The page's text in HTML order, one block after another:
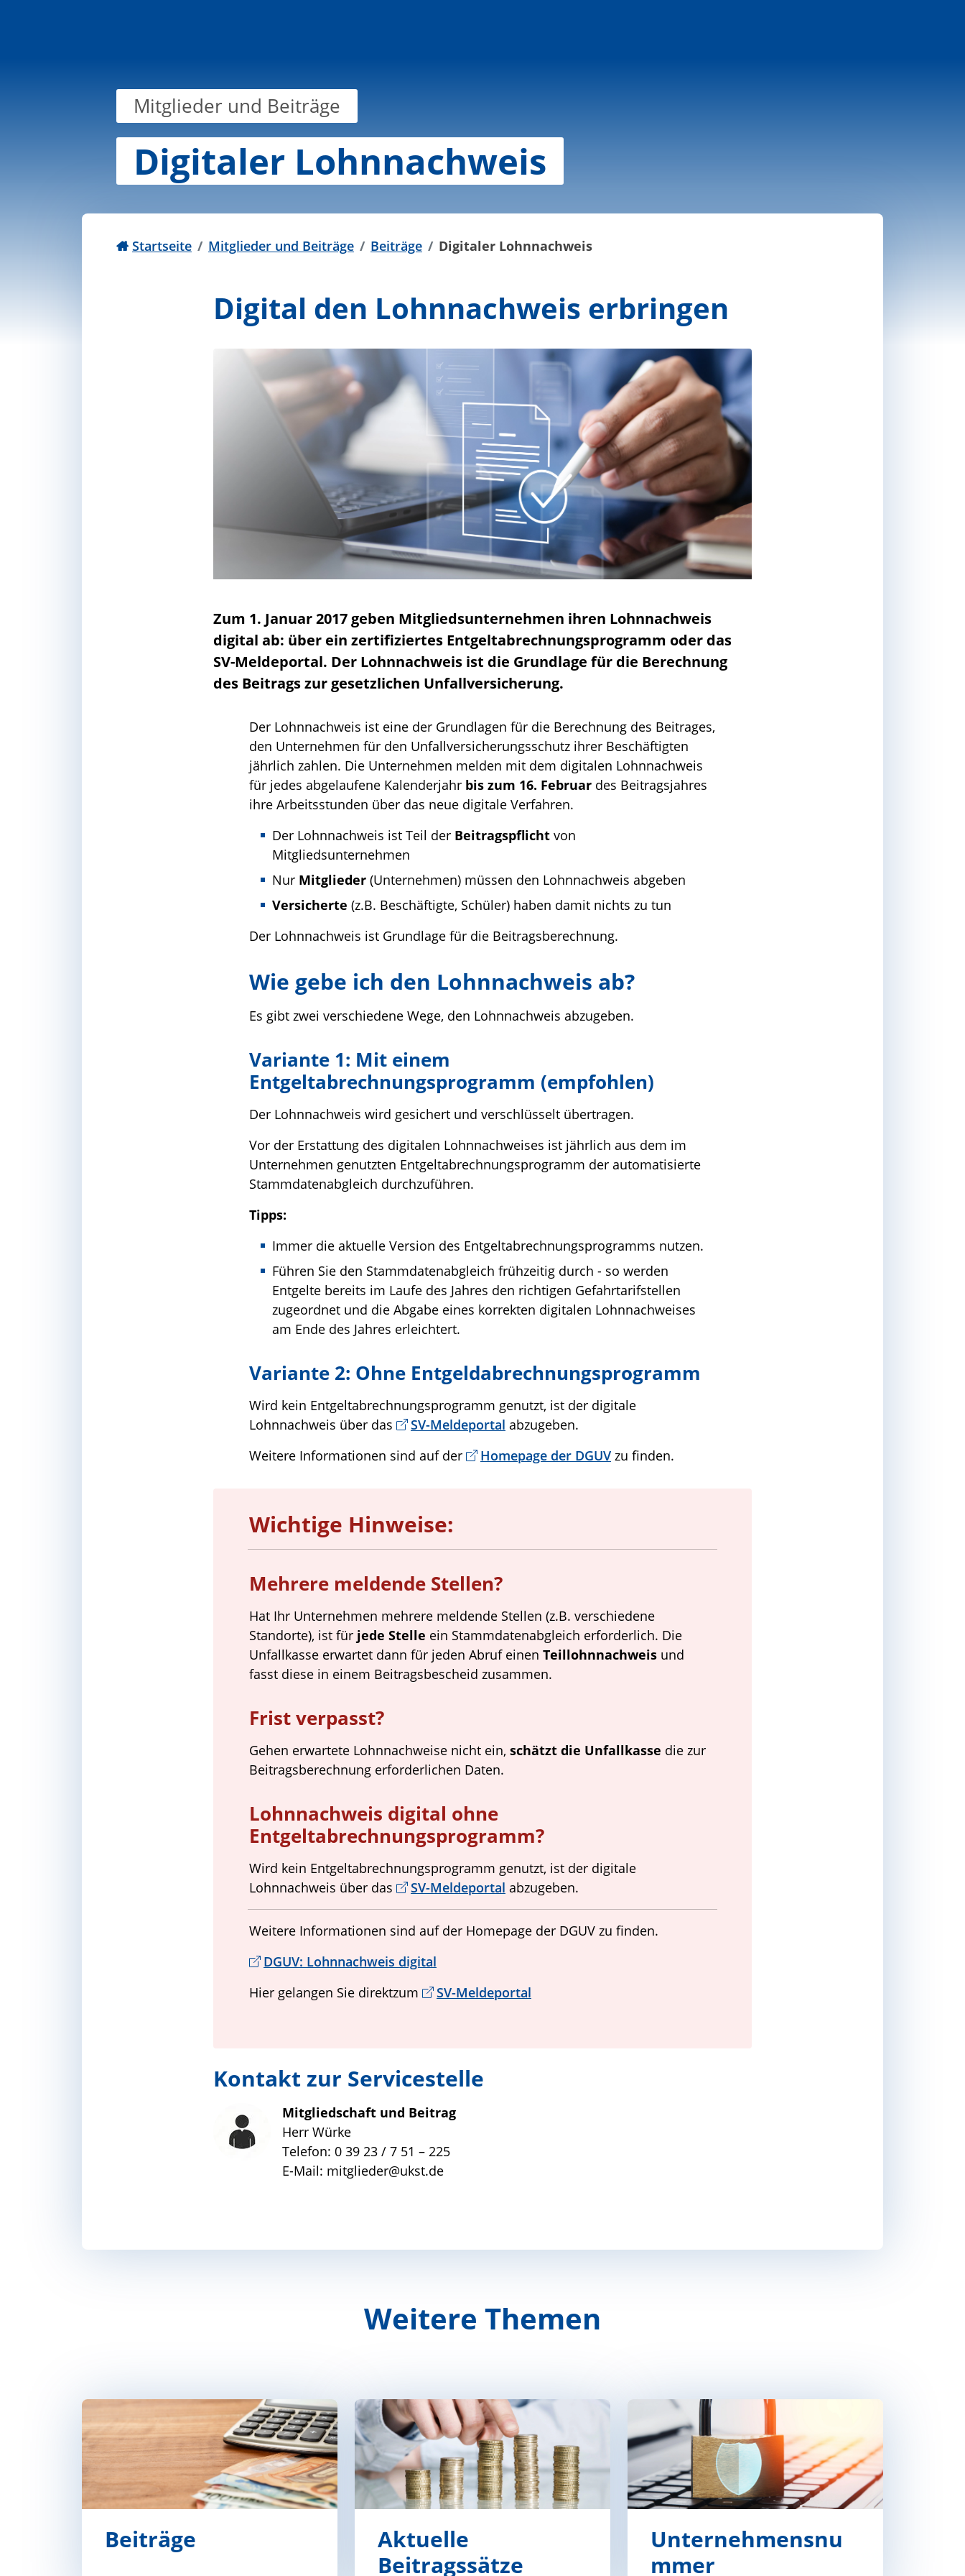
Mitglieder und Beiträge
Digitaler Lohnnachweis
Startseite Mitglieder und Beiträge Beiträge Digitaler Lohnnachweis
Digital den Lohnnachweis erbringen
Zum 1. Januar 2017 geben Mitgliedsunternehmen ihren Lohnnachweis
digital ab: über ein zertifiziertes Entgeltabrechnungsprogramm oder das
SV-Meldeportal. Der Lohnnachweis ist die Grundlage für die Berechnung
des Beitrags zur gesetzlichen Unfallversicherung.
Der Lohnnachweis ist eine der Grundlagen für die Berechnung des Beitrages,
den Unternehmen für den Unfallversicherungsschutz ihrer Beschäftigten
jährlich zahlen. Die Unternehmen melden mit dem digitalen Lohnnachweis
für jedes abgelaufene Kalenderjahr bis zum 16. Februar des Beitragsjahres
ihre Arbeitsstunden über das neue digitale Verfahren.
Der Lohnnachweis ist Teil der Beitragspflicht von
Mitgliedsunternehmen
Nur Mitglieder (Unternehmen) müssen den Lohnnachweis abgeben
Versicherte (z.B. Beschäftigte, Schüler) haben damit nichts zu tun
Der Lohnnachweis ist Grundlage für die Beitragsberechnung.
Wie gebe ich den Lohnnachweis ab?
Es gibt zwei verschiedene Wege, den Lohnnachweis abzugeben.
Variante 1: Mit einem
Entgeltabrechnungsprogramm (empfohlen)
Der Lohnnachweis wird gesichert und verschlüsselt übertragen.
Vor der Erstattung des digitalen Lohnnachweises ist jährlich aus dem im
Unternehmen genutzten Entgeltabrechnungsprogramm der automatisierte
Stammdatenabgleich durchzuführen.
Tipps:
Immer die aktuelle Version des Entgeltabrechnungsprogramms nutzen.
Führen Sie den Stammdatenabgleich frühzeitig durch - so werden
Entgelte bereits im Laufe des Jahres den richtigen Gefahrtarifstellen
zugeordnet und die Abgabe eines korrekten digitalen Lohnnachweises
am Ende des Jahres erleichtert.
Variante 2: Ohne Entgeldabrechnungsprogramm
Wird kein Entgeltabrechnungsprogramm genutzt, ist der digitale
Lohnnachweis über das
SV-Meldeportal abzugeben.
Weitere Informationen sind auf der
Homepage der DGUV zu finden.
Wichtige Hinweise:
Mehrere meldende Stellen?
Hat Ihr Unternehmen mehrere meldende Stellen (z.B. verschiedene
Standorte), ist für jede Stelle ein Stammdatenabgleich erforderlich. Die
Unfallkasse erwartet dann für jeden Abruf einen Teillohnnachweis und
fasst diese in einem Beitragsbescheid zusammen.
Frist verpasst?
Gehen erwartete Lohnnachweise nicht ein, schätzt die Unfallkasse die zur
Beitragsberechnung erforderlichen Daten.
Lohnnachweis digital ohne
Entgeltabrechnungsprogramm?
Wird kein Entgeltabrechnungsprogramm genutzt, ist der digitale
Lohnnachweis über das
SV-Meldeportal abzugeben.
Weitere Informationen sind auf der Homepage der DGUV zu finden.
DGUV: Lohnnachweis digital
Hier gelangen Sie direktzum
SV-Meldeportal
Kontakt zur Servicestelle
Mitgliedschaft und Beitrag
Herr Würke
Telefon: 0 39 23 / 7 51 – 225
E-Mail: mitglieder@ukst.de
Weitere Themen
Beiträge
Aktuelle
Beitragssätze
Unternehmensnu
mmer